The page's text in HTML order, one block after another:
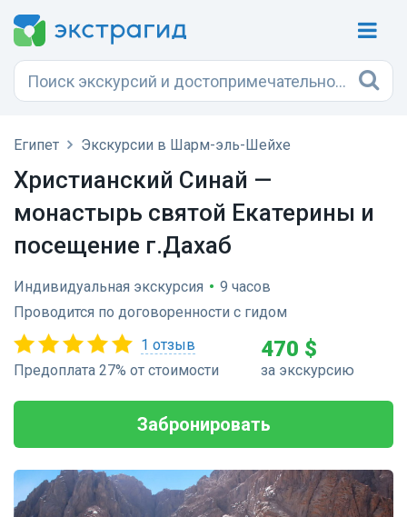
Египет Экскурсии в Шарм-эль-Шейхе
Христианский Синай —
монастырь святой Екатерины и
посещение г.Дахаб
Индивидуальная экскурсия • 9 часов
Проводится по договоренности с гидом
1 отзыв
Предоплата 27% от стоимости
470 $
за экскурсию
Забронировать